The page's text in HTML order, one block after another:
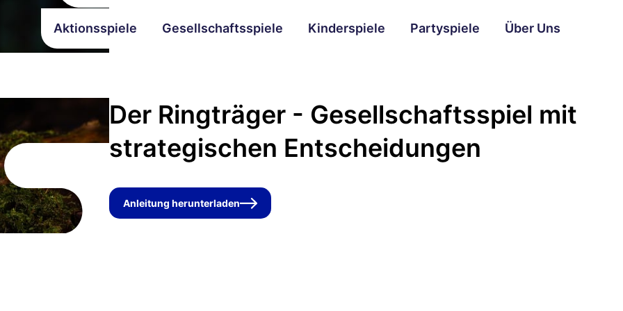
Aktionsspiele Gesellschaftsspiele Kinderspiele Partyspiele Über Uns
Der Ringträger - Gesellschaftsspiel mit
strategischen Entscheidungen
Anleitung herunterladen